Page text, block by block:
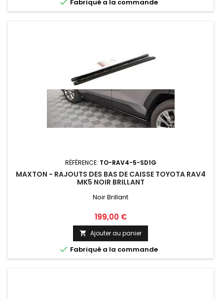
 Fabriqué a la commande
RÉFÉRENCE: TO-RAV4-5-SD1G
MAXTON - RAJOUTS DES BAS DE CAISSE TOYOTA RAV4
MK5 NOIR BRILLANT
Noir Brillant
Prix
199,00 €
 Ajouter au panier
 Fabriqué a la commande